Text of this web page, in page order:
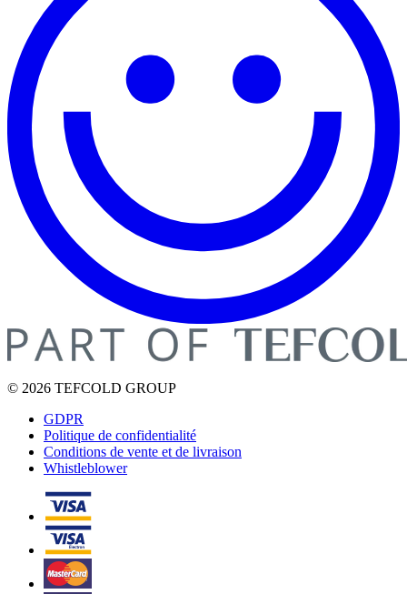
© 2026 TEFCOLD GROUP
GDPR
Politique de confidentialité
Conditions de vente et de livraison
Whistleblower